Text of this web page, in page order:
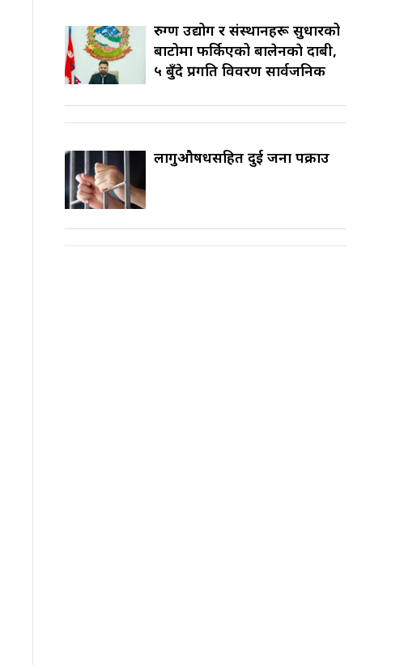
रुग्ण उद्योग र संस्थानहरू सुधारको
बाटोमा फर्किएको बालेनकाे दाबी,
५ बुँदे प्रगति विवरण सार्वजनिक
लागुऔषधसहित दुई जना पक्राउ